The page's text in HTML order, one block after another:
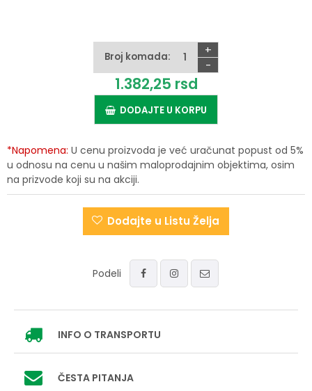
Broj komada:
+
-
1.382,25 rsd
DODAJTE U KORPU
*Napomena: U cenu proizvoda je već uračunat popust od 5%
u odnosu na cenu u našim maloprodajnim objektima, osim
na prizvode koji su na akciji.
Dodajte u Listu Želja
Podeli
INFO O TRANSPORTU
ČESTA PITANJA